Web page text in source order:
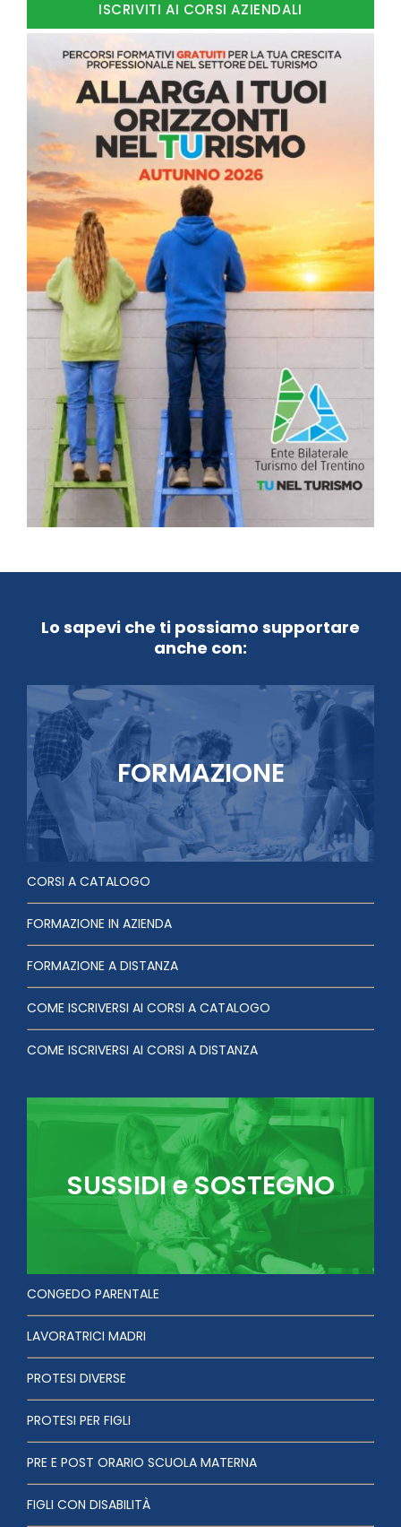
ISCRIVITI AI CORSI AZIENDALI
Lo sapevi che ti possiamo supportare
anche con:
FORMAZIONE
CORSI A CATALOGO
FORMAZIONE IN AZIENDA
FORMAZIONE A DISTANZA
COME ISCRIVERSI AI CORSI A CATALOGO
COME ISCRIVERSI AI CORSI A DISTANZA
SUSSIDI e SOSTEGNO
CONGEDO PARENTALE
LAVORATRICI MADRI
PROTESI DIVERSE
PROTESI PER FIGLI
PRE E POST ORARIO SCUOLA MATERNA
FIGLI CON DISABILITÀ